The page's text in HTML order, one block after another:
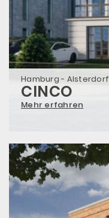
Hamburg - Alsterdorf
CINCO
Mehr erfahren